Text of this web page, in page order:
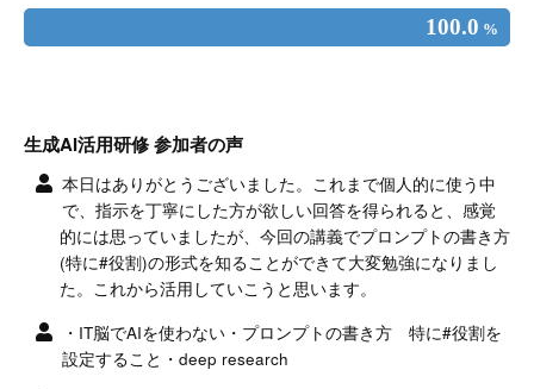
100.0 %
生成AI活用研修 参加者の声
本日はありがとうございました。これまで個人的に使う中
で、指示を丁寧にした方が欲しい回答を得られると、感覚
的には思っていましたが、今回の講義でプロンプトの書き方
(特に#役割)の形式を知ることができて大変勉強になりまし
た。これから活用していこうと思います。
・IT脳でAIを使わない・プロンプトの書き方 特に#役割を
設定すること・deep research